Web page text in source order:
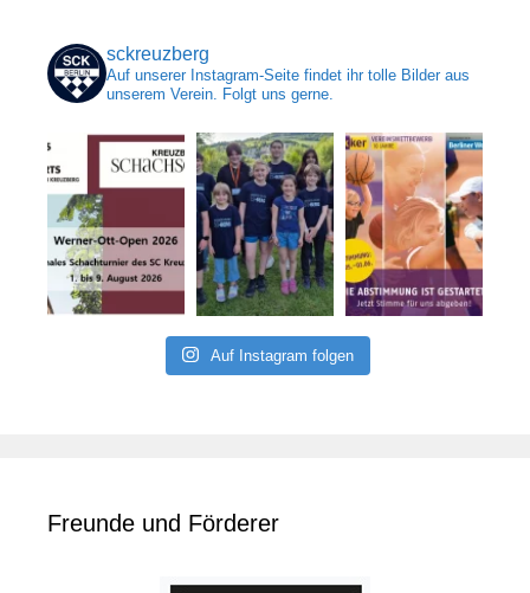
sckreuzberg
Auf unserer Instagram-Seite findet ihr tolle Bilder aus
unserem Verein. Folgt uns gerne.
Auf Instagram folgen
Freunde und Förderer